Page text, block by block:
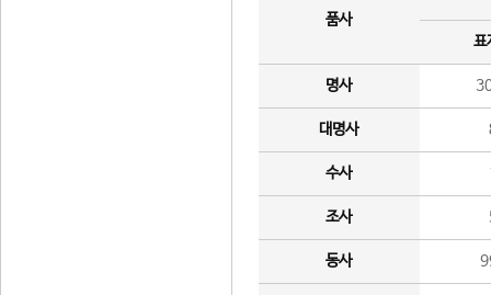
품사
표
명사
대명사
수사
조사
동사